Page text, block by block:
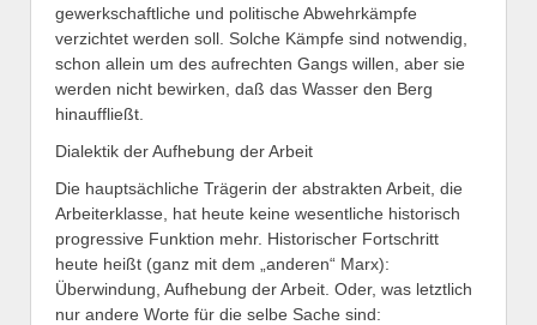
gewerkschaftliche und politische Abwehrkämpfe
verzichtet werden soll. Solche Kämpfe sind notwendig,
schon allein um des aufrechten Gangs willen, aber sie
werden nicht bewirken, daß das Wasser den Berg
hinauffließt.
Dialektik der Aufhebung der Arbeit
Die hauptsächliche Trägerin der abstrakten Arbeit, die
Arbeiterklasse, hat heute keine wesentliche historisch
progressive Funktion mehr. Historischer Fortschritt
heute heißt (ganz mit dem „anderen“ Marx):
Überwindung, Aufhebung der Arbeit. Oder, was letztlich
nur andere Worte für die selbe Sache sind: